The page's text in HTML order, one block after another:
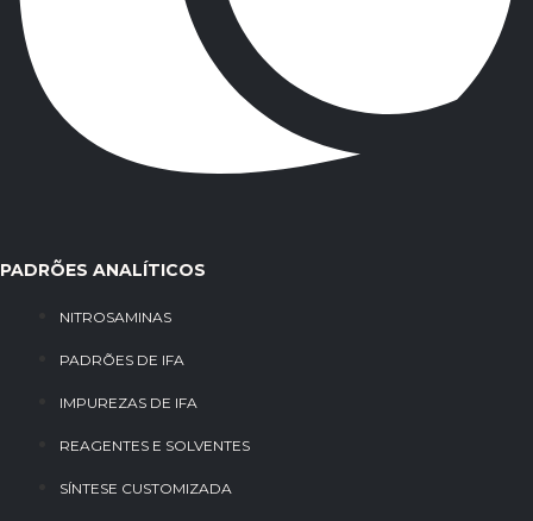
PADRÕES ANALÍTICOS
NITROSAMINAS
PADRÕES DE IFA
IMPUREZAS DE IFA
REAGENTES E SOLVENTES
SÍNTESE CUSTOMIZADA